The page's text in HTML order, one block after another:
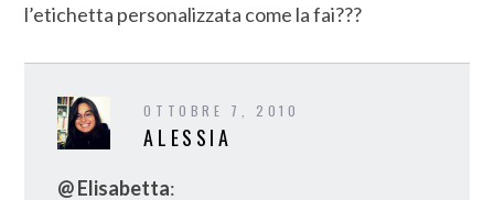
l’etichetta personalizzata come la fai???
OTTOBRE 7, 2010
ALESSIA
@ Elisabetta: